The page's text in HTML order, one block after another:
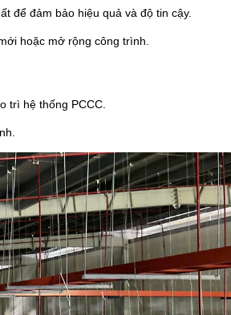
để đảm bảo hiệu quả và độ tin cậy.
hoặc mở rộng công trình.
trì hệ thống PCCC.